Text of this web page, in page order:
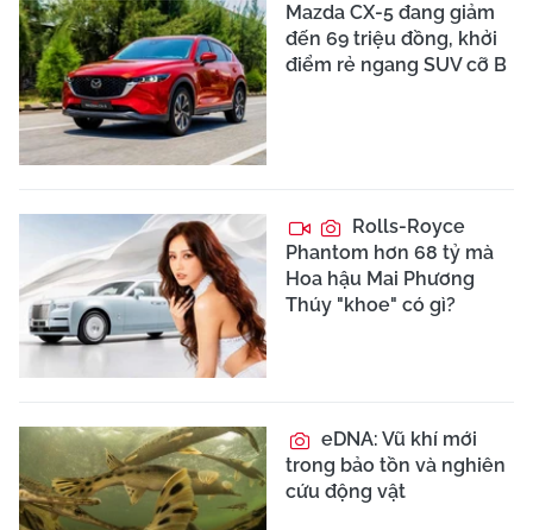
Mazda CX-5 đang giảm
đến 69 triệu đồng, khởi
điểm rẻ ngang SUV cỡ B
Rolls-Royce
Phantom hơn 68 tỷ mà
Hoa hậu Mai Phương
Thúy "khoe" có gì?
eDNA: Vũ khí mới
trong bảo tồn và nghiên
cứu động vật